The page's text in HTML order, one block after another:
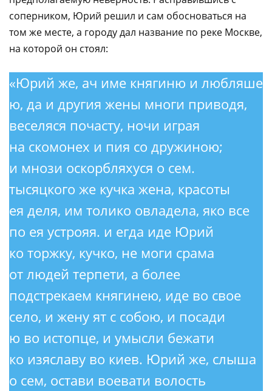
соперником, Юрий решил и сам обосноваться на
том же месте, а городу дал название по реке Москве,
на которой он стоял:
«Юрий же, ач име княгиню и любляше
ю, да и другия жены многи приводя,
веселяся почасту, ночи играя
на скомонех и пия со дружиною;
и мнози оскорбляхуся о сем.
тысяцкого же кучка жена, красоты
ея деля, им толико овладела, яко все
по ея устрояя. и егда иде Юрий
ко торжку, кучко, не моги срама
от людей терпети, а более
подстрекаем княгинею, иде во свое
село, и жену ят с собою, и посади
ю во истопце, и умысли бежати
ко изяславу во киев. Юрий же, слыша
о сем, остави воевати волость